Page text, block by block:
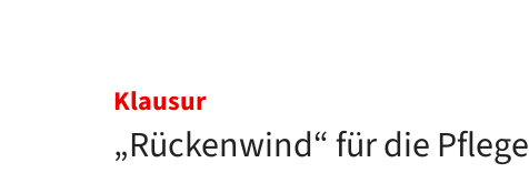
Klausur:
„Rückenwind“ für die Pflege